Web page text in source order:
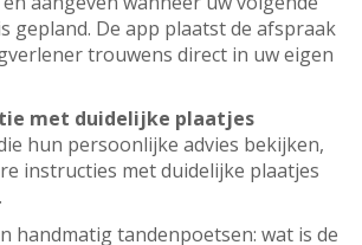
gepland. De app plaatst de afspraak
trouwens direct in uw eigen
met duidelijke plaatjes
hun persoonlijke advies bekijken,
instructies met duidelijke plaatjes
handmatig tandenpoetsen: wat is de